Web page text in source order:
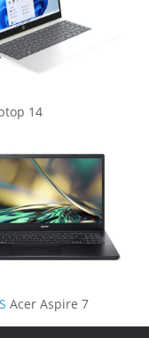
14
Acer Aspire 7